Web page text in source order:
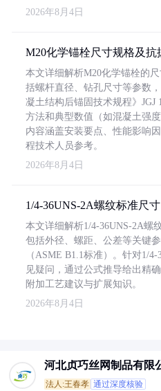
2026年8月4日
M20化学锚栓尺寸规格及抗
本文详细解析M20化学锚栓的
括螺杆直径、钻孔尺寸等参数
凝土结构后锚固技术规程》JGJ
方法和典型数值（如混凝土强度
内容涵盖安装要点、性能影响
程技术人员参考。
2026年8月4日
1/4-36UNS-2A螺纹标准尺寸
本文详细解析1/4-36UNS-2A螺
包括外径、螺距、公差等关键
（ASME B1.1标准）。针对1/
见疑问，通过公式推导给出精
附加工艺建议与扩展知识。
2026年8月4日
河北贞巧丝网制品有限
法人:王春孝 通过深度核验